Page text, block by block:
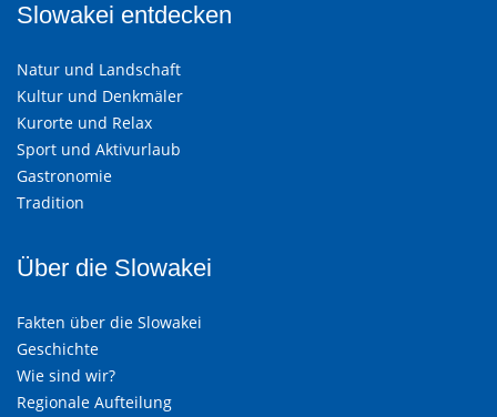
Slowakei entdecken
Natur und Landschaft
Kultur und Denkmäler
Kurorte und Relax
Sport und Aktivurlaub
Gastronomie
Tradition
Über die Slowakei
Fakten über die Slowakei
Geschichte
Wie sind wir?
Regionale Aufteilung